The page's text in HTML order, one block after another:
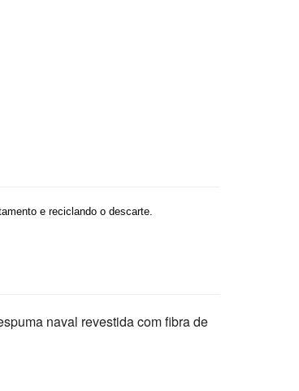
e reciclando o descarte.
naval revestida com fibra de